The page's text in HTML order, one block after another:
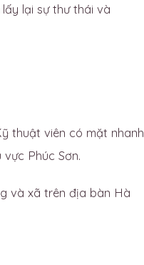
lại sự thư thái và
thuật viên có mặt nhanh
Phúc Sơn.
và xã trên địa bàn Hà